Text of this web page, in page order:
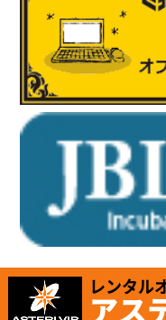
されました。
https://www.teikoku-
2025.5.8
「有限会社ホッピングワ
ホームページが新しくリ
https://
レンタル
アス